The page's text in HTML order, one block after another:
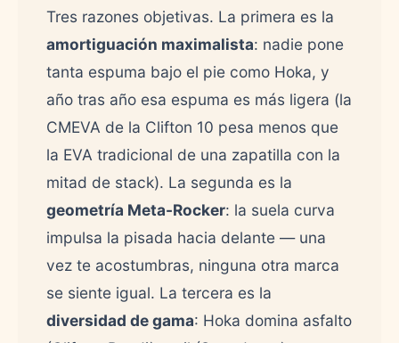
Tres razones objetivas. La primera es la
amortiguación maximalista: nadie pone
tanta espuma bajo el pie como Hoka, y
año tras año esa espuma es más ligera (la
CMEVA de la Clifton 10 pesa menos que
la EVA tradicional de una zapatilla con la
mitad de stack). La segunda es la
geometría Meta-Rocker: la suela curva
impulsa la pisada hacia delante — una
vez te acostumbras, ninguna otra marca
se siente igual. La tercera es la
diversidad de gama: Hoka domina asfalto